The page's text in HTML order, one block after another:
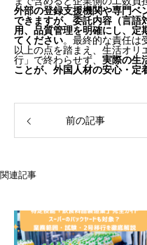
外部の登録支援機関や専門ベ
できますが、委託内容（言語
用、品質管理を明確にし、定
てください。最終的な責任は
以上の点を踏まえ、生活オリ
行」で終わらせず、 実際の生
ことが、外国人材の安心・定
前の記事
関連記事